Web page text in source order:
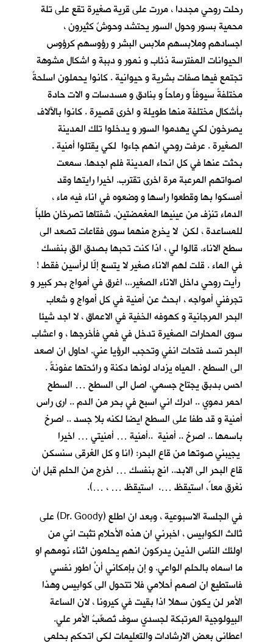
رحلت روحي مجددا ، مررت على قرية صغيرة تقع على تلة
محمية بسور وحول السور يحتشد وحوشٌ كثيرون ،
اجسادهم وملابسهم ملابس البشر و رؤوسهم كرؤوس
الحيوانات المفترسة ذئاب و نمور و دببة و اشكال مشوهة
تجتمع فيها صفات بشرية و حيوانية . كانوا يحملون اسلحةً
مختلفةً سيوفاً و رماحاً و بنادق و مسدسات و الات حادة
بأشكال مختلفة منها طويلة و اخرى قصيرة . كانوا بالآلاف
يصرخون لكي يهدموا السور و يدخلوا تلك المدينة
الصغيرة . عرفت روحي انهم جاءوا لكي يقتلوا أمنية .
بحثت عنها في كل انحاء المدينة فلم اجدها. سمعت
اصواتهم المرعبة مرة اخرى تقترب. اخيرا رايتها وقد
أمسكوا بها وقطعوا راسها و وضعوه في اناء فيه ماء ،
الدماء تنزف من عينيها المغمضتين. شفتاها تصرخان طلباً
للمساعدة ، لكن لا يخرج منهما سوى فقاعات تصعد الى
سطح الاناء. قالوا لي ، اذا كنت تحبها بصدق القِ بنفسك
في الماء . قلت لهم الاناء صغير لا يتسع إلّا لرأسين فقط !
رأيت روحي داخل الاناء الصغير..، اغرق في أمواج بحر كبير و
تجرفني أمواجه ، ابحث عن أمنية في كل أمواج و شعاب
البحر المرجانية و كهوفه الخفية في الاعماق ، لا اجد شيئا
سوى المحارات الصغيرة تدخل في فمي فأخرجها ، و اعشاب
البحر تسد فتحات انفي وتحجب الرؤيا عني. احاول ان اصعد
الى السطح . المياه يزداد لونها دكنة و رائحتها عفونةً .
احس بدبق يجتاح جسمي. اصل الى السطح … السطح
احمر دموي .. ادرك اني اسبح في بحر من الدم .. ارى راس
أمنية و قد طفا على السطح ايضا لكنه بلا جسد .. اصرخ
باسمها .. اصرخ .. أمنية ..أمنية … أمنيتي … اخيرا
يجيبني صوتها من قاع البحر: (انا و كل الغرقى سنسكن
قاع البحر الى الابد.. انج بنفسك … اخرج من الحلم قبل ان
نغرق معا ً، استيقظ …. استيقظ … ، …).
في الجلسة الاسبوعية ، وبعد ان اطلع (Dr. Goody) على
ثالث الكوابيس ، اخبرني ان هذه الأحلام تثبت اني من
اولئك الناس الذين يدركون انهم يحلمون اثناء نومهم او
ما اسماه بالحلم الواعي. و إن بإمكاني أنْ اطور نفسي
فاستطيع ان اصمم أحلامي فلا تتحول الى كوابيس وهذا
الأمر لن يكون سهلا اذا بقيت في كيرونا ، لان الساعة
البيولوجية المرتبكة لجسدي سوف تُصعِّبُ الأمر علي.
اعطاني بعض الارشادات والتعليمات لكي اتحكم بحلمي